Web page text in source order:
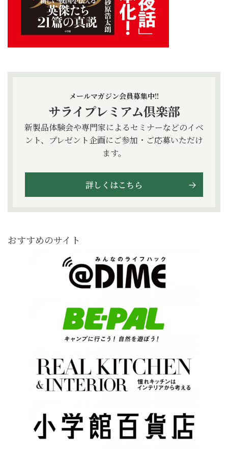
メールマガジン会員募集中!!
サライプレミアム倶楽部
新製品体験会や専門家によるセミナーなどのイベ
ント、プレゼント企画にご参加・ご応募いただけ
ます。
詳しくはこちら
おすすめのサイト